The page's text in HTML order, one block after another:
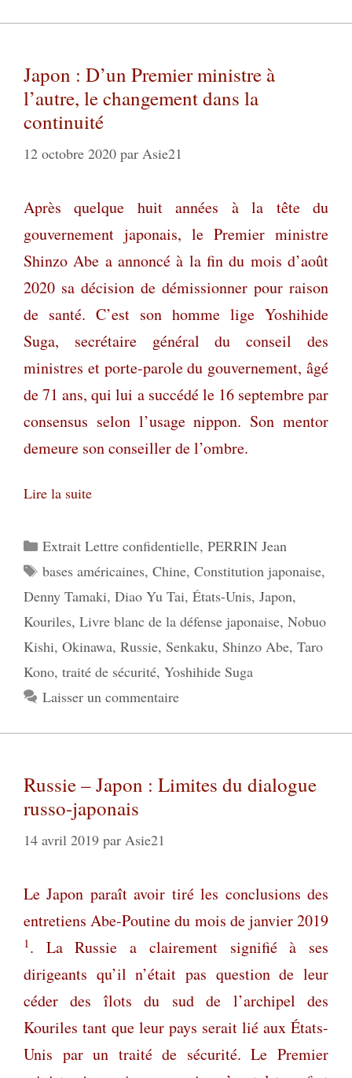
Japon : D’un Premier ministre à
l’autre, le changement dans la
continuité
12 octobre 2020 par Asie21
Après quelque huit années à la tête du
gouvernement japonais, le Premier ministre
Shinzo Abe a annoncé à la fin du mois d’août
2020 sa décision de démissionner pour raison
de santé. C’est son homme lige Yoshihide
Suga, secrétaire général du conseil des
ministres et porte-parole du gouvernement, âgé
de 71 ans, qui lui a succédé le 16 septembre par
consensus selon l’usage nippon. Son mentor
demeure son conseiller de l’ombre.
Lire la suite
Catégories
Extrait Lettre confidentielle, PERRIN Jean
Étiquettes
bases américaines, Chine, Constitution japonaise,
Denny Tamaki, Diao Yu Tai, États-Unis, Japon,
Kouriles, Livre blanc de la défense japonaise, Nobuo
Kishi, Okinawa, Russie, Senkaku, Shinzo Abe, Taro
Kono, traité de sécurité, Yoshihide Suga
Laisser un commentaire
Russie – Japon : Limites du dialogue
russo-japonais
14 avril 2019 par Asie21
Le Japon paraît avoir tiré les conclusions des
entretiens Abe-Poutine du mois de janvier 2019
1. La Russie a clairement signifié à ses
dirigeants qu’il n’était pas question de leur
céder des îlots du sud de l’archipel des
Kouriles tant que leur pays serait lié aux États-
Unis par un traité de sécurité. Le Premier